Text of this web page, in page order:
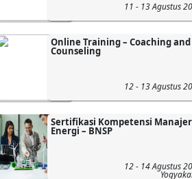
11 - 13 Agustus
Online Training – Coaching and
Counseling
12 - 13 Agustus
Sertifikasi Kompetensi Manajer
Energi – BNSP
12 - 14 Agustus